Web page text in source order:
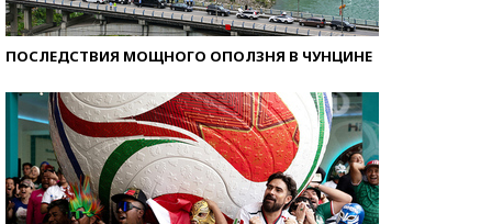
ПОСЛЕДСТВИЯ МОЩНОГО ОПОЛЗНЯ В ЧУНЦИНЕ